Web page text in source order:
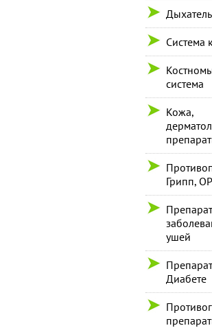
Система
система
Кожа,
Грипп,
ушей
Диабете